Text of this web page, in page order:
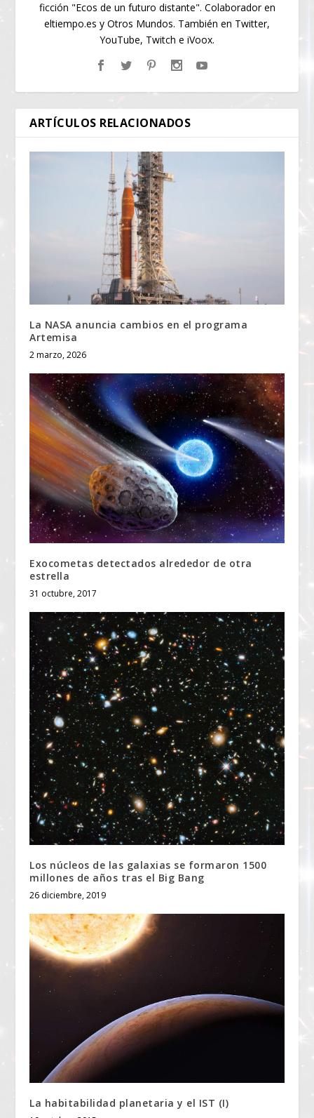
ficción "Ecos de un futuro distante". Colaborador en
eltiempo.es y Otros Mundos. También en Twitter,
YouTube, Twitch e iVoox.
ARTÍCULOS RELACIONADOS
La NASA anuncia cambios en el programa
Artemisa
2 marzo, 2026
Exocometas detectados alrededor de otra
estrella
31 octubre, 2017
Los núcleos de las galaxias se formaron 1500
millones de años tras el Big Bang
26 diciembre, 2019
La habitabilidad planetaria y el IST (I)